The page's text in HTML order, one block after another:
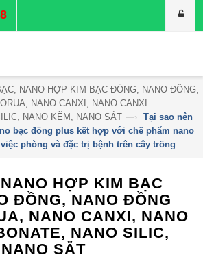
NANO HỢP KIM BẠC ĐỒNG, NANO ĐỒNG,
NANO CANXI, NANO CANXI
NANO KẼM, NANO SẮT —› Tại sao nên
bạc đồng plus kết hợp với chế phẩm nano
phòng và đặc trị bệnh trên cây trồng
HỢP KIM BẠC
ĐỒNG, NANO ĐỒNG
NANO CANXI, NANO
NANO SILIC,
SẮT